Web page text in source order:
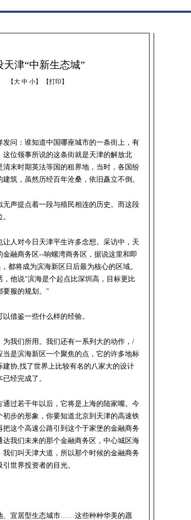
津“中新生态城”
【大 中 小】 【打印 】
问：谁知道中国哪座城市的一条街上，有
位领事所说的这条街就是天津的解放北
末时期英法等国的租界地，当时，各国纷
筑，虽然历经百年沧桑，依旧矗立不倒。
声提点着一段与殖民相连的历史。而这段
人对今日天津平生许多念想。采访中，天
融商务区--响螺湾商务区，据说这里和即
都将成为滨海新区日后最为核心的区域。
他说"滨海是个起点比深圳高，目标更比
要服的规划。"
借鉴一些什么样的经验。
我们所用。我们还有一系列大的动作，/
是滨海新区一个聚焦的点，它的许多地标
协,找了世界上比较有名的八家大的设计
经完成了。
过若干年以后，它将是上海的陆家嘴。今
步的形象，你要知道北京到天津的高速铁
这个高速公路引到这个于家堡的金融商务
我们未来的那个金融商务区，中心城区海
们叫天津大道，所以那个时候的金融商务
世界投资者的目光。
、宜居型生态城市……这些种种华美的愿